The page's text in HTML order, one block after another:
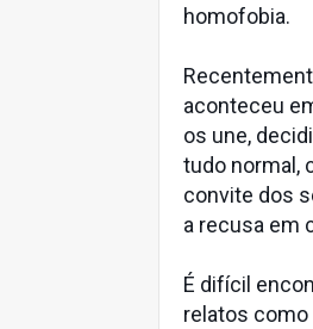
homofobia.
aconteceu
os une,
tudo normal,
convite dos
a recusa em
É difícil
relatos como